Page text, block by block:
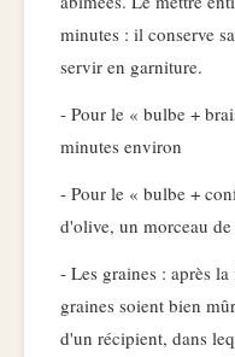
minutes : il conserve
servir en garniture.
- Pour le « bulbe +
minutes environ
- Pour le « bulbe +
d'olive, un morceau
- Les graines : après
graines soient bien
d'un récipient, dans